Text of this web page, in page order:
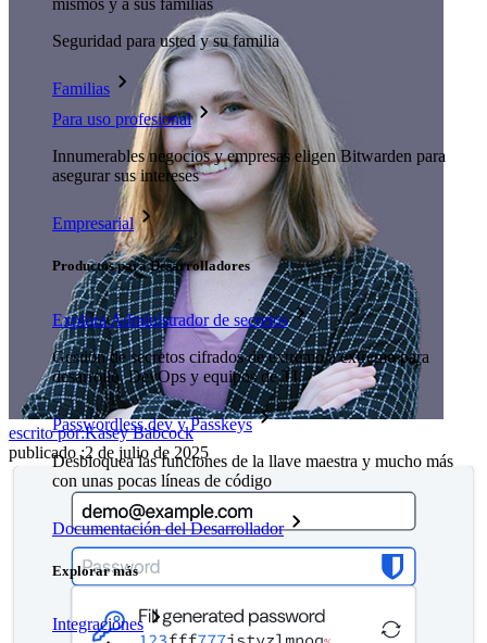
mismos y a sus familias
Seguridad para usted y su familia
Familias
Para uso profesional
Innumerables negocios y empresas eligen Bitwarden para
asegurar sus intereses
Empresarial
Productos para Desarrolladores
Explora Administrador de secretos
Gestión de secretos cifrados de extremo a extremo para
desarrollo, DevOps y equipos de TI.
Passwordless.dev y Passkeys
Desbloquea las funciones de la llave maestra y mucho más
con unas pocas líneas de código
Documentación del Desarrollador
Explorar más
Integraciones
escrito por:Kasey Babcock
publicado:2 de julio de 2025